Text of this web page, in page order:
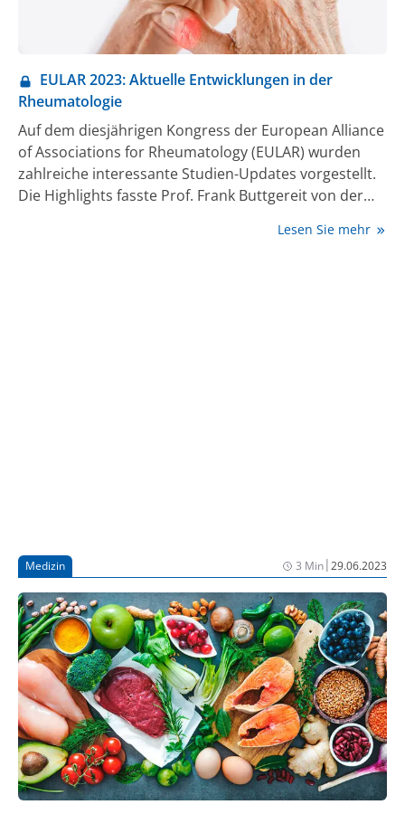
von Prof. Witte durchgeführte Beobachtungsstudie
UPwArds, deren Ergebnisse im Rahmen des DGRh
präsentiert wurden, belegt nun, dass sich mit
Upadacitinib auch unter Praxisbedingungen eine
starke Krankheitskontrolle der aktiven RA erreichen
lässt (1, 6).
EULAR 2023: Aktuelle Entwicklungen in der
Rheumatologie
Auf dem diesjährigen Kongress der European Alliance
of Associations for Rheumatology (EULAR) wurden
zahlreiche interessante Studien-Updates vorgestellt.
Die Highlights fasste Prof. Frank Buttgereit von der
Lesen Sie mehr
Medizin 3 Min|29.06.2023